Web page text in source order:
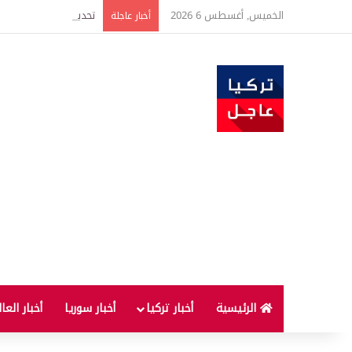
الخميس, أغسطس 6 2026 أخبار عاجلة
الرئيسية أخبار تركيا أخبار سوريا أخبار